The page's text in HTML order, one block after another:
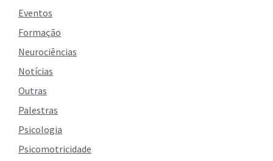
Eventos
Formação
Neurociências
Notícias
Outras
Palestras
Psicologia
Psicomotricidade